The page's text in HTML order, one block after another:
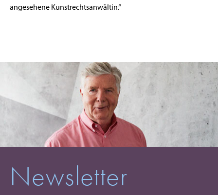
angesehene Kunstrechtsanwältin.“
Newsletter